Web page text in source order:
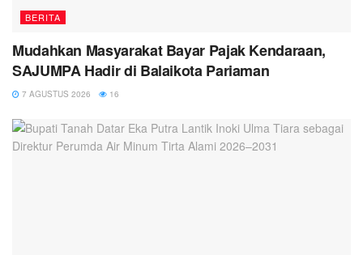
BERITA
Mudahkan Masyarakat Bayar Pajak Kendaraan,
SAJUMPA Hadir di Balaikota Pariaman
7 AGUSTUS 2026 16